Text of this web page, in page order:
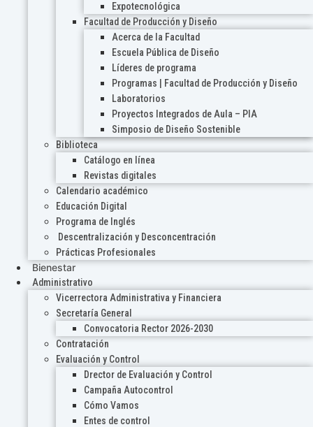
Expotecnológica
Facultad de Producción y Diseño
Acerca de la Facultad
Escuela Pública de Diseño
Líderes de programa
Programas | Facultad de Producción y Diseño
Laboratorios
Proyectos Integrados de Aula – PIA
Simposio de Diseño Sostenible
Biblioteca
Catálogo en línea
Revistas digitales
Calendario académico
Educación Digital
Programa de Inglés
Descentralización y Desconcentración
Prácticas Profesionales
Bienestar
Administrativo
Vicerrectora Administrativa y Financiera
Secretaría General
Convocatoria Rector 2026-2030
Contratación
Evaluación y Control
Drector de Evaluación y Control
Campaña Autocontrol
Cómo Vamos
Entes de control